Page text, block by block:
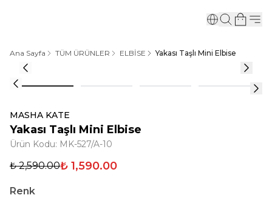
Ana Sayfa TÜM ÜRÜNLER ELBİSE Yakası Taşlı Mini Elbise
MASHA KATE
Yakası Taşlı Mini Elbise
Ürün Kodu: MK-527/A-10
₺ 2,590.00₺ 1,590.00
Renk